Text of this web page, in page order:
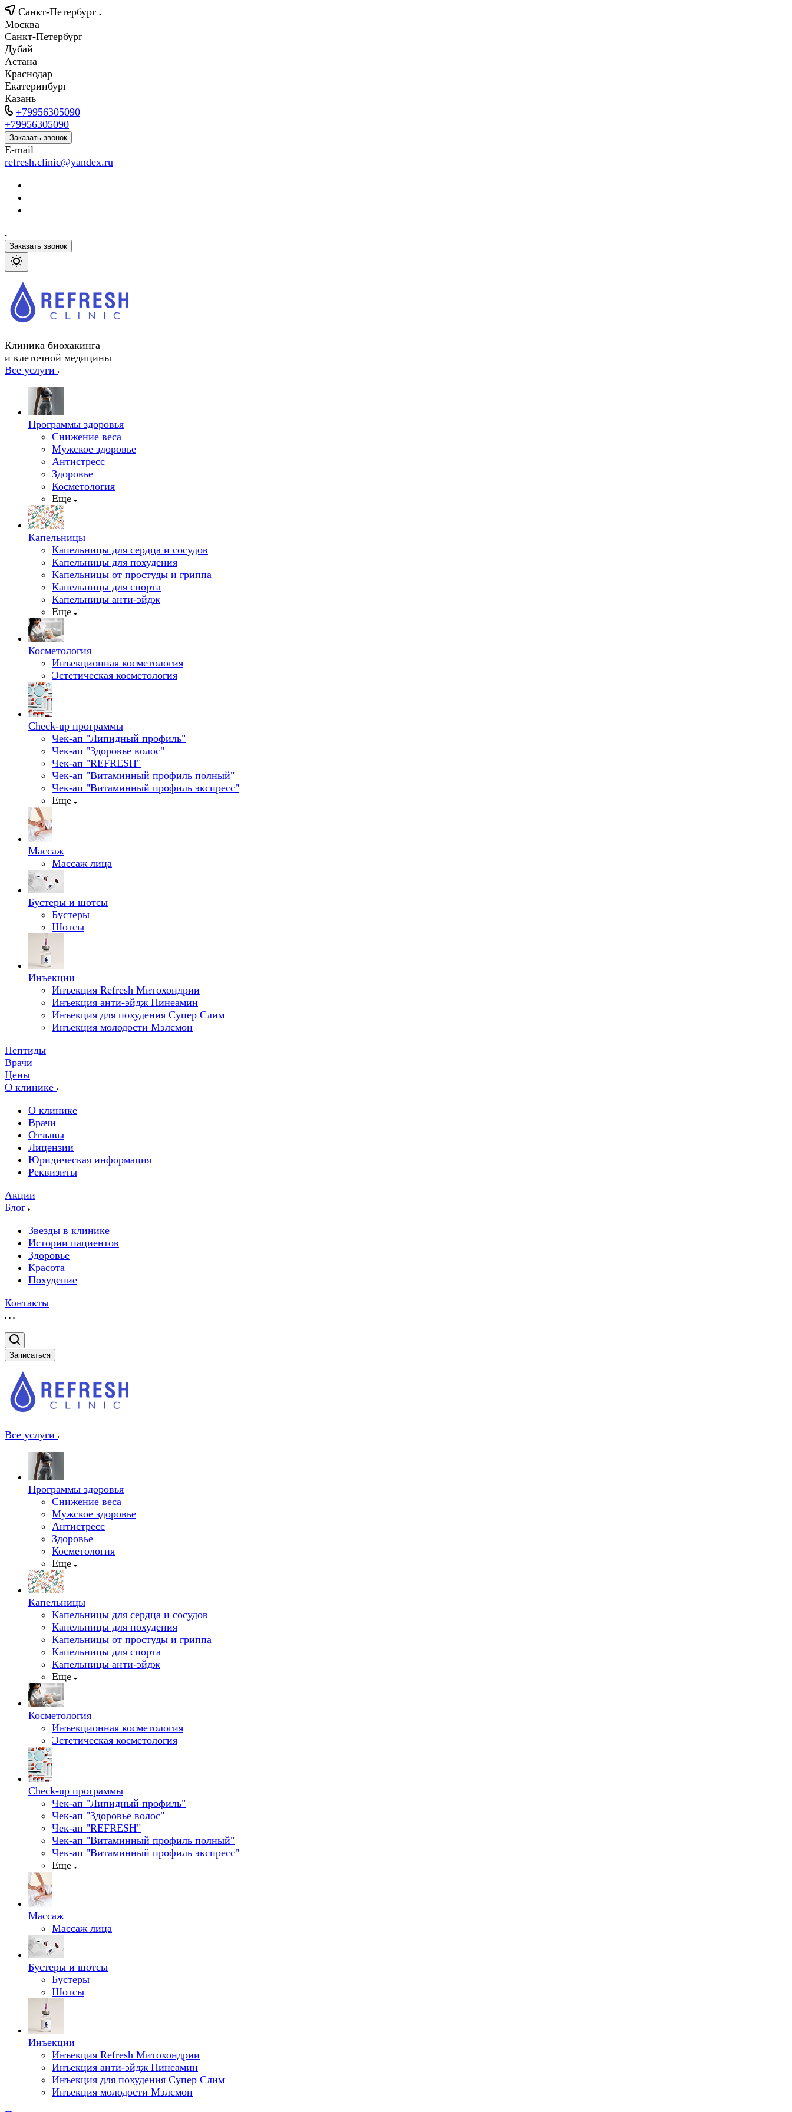
Санкт-Петербург
Москва
Санкт-Петербург
Дубай
Астана
Краснодар
Екатеринбург
Казань
+79956305090
+79956305090
Заказать звонок
E-mail
refresh.clinic@yandex.ru
Заказать звонок
Клиника биохакинга
и клеточной медицины
Все услуги
Программы здоровья
Снижение веса
Мужское здоровье
Антистресс
Здоровье
Косметология
Еще
Капельницы
Капельницы для сердца и сосудов
Капельницы для похудения
Капельницы от простуды и гриппа
Капельницы для спорта
Капельницы анти-эйдж
Еще
Косметология
Инъекционная косметология
Эстетическая косметология
Check-up программы
Чек-ап "Липидный профиль"
Чек-ап "Здоровье волос"
Чек-ап "REFRESH"
Чек-ап "Витаминный профиль полный"
Чек-ап "Витаминный профиль экспресс"
Еще
Массаж
Массаж лица
Бустеры и шотсы
Бустеры
Шотсы
Инъекции
Инъекция Refresh Митохондрии
Инъекция анти-эйдж Пинеамин
Инъекция для похудения Супер Слим
Инъекция молодости Мэлсмон
Пептиды
Врачи
Цены
О клинике
О клинике
Врачи
Отзывы
Лицензии
Юридическая информация
Реквизиты
Акции
Блог
Звезды в клинике
Истории пациентов
Здоровье
Красота
Похудение
Контакты
Записаться
Все услуги
Программы здоровья
Снижение веса
Мужское здоровье
Антистресс
Здоровье
Косметология
Еще
Капельницы
Капельницы для сердца и сосудов
Капельницы для похудения
Капельницы от простуды и гриппа
Капельницы для спорта
Капельницы анти-эйдж
Еще
Косметология
Инъекционная косметология
Эстетическая косметология
Check-up программы
Чек-ап "Липидный профиль"
Чек-ап "Здоровье волос"
Чек-ап "REFRESH"
Чек-ап "Витаминный профиль полный"
Чек-ап "Витаминный профиль экспресс"
Еще
Массаж
Массаж лица
Бустеры и шотсы
Бустеры
Шотсы
Инъекции
Инъекция Refresh Митохондрии
Инъекция анти-эйдж Пинеамин
Инъекция для похудения Супер Слим
Инъекция молодости Мэлсмон